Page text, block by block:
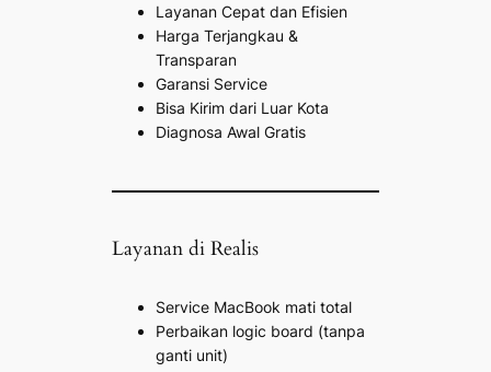
Layanan Cepat dan Efisien
Harga Terjangkau &
Transparan
Garansi Service
Bisa Kirim dari Luar Kota
Diagnosa Awal Gratis
Layanan di Realis
Service MacBook mati total
Perbaikan logic board (tanpa
ganti unit)